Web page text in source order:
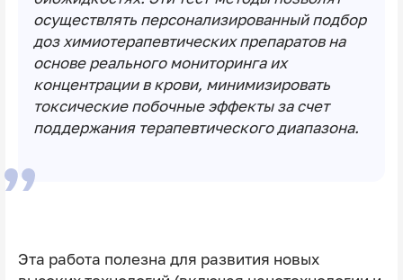
осуществлять персонализированный подбор
доз химиотерапевтических препаратов на
основе реального мониторинга их
концентрации в крови, минимизировать
токсические побочные эффекты за счет
поддержания терапевтического диапазона.
Эта работа полезна для развития новых